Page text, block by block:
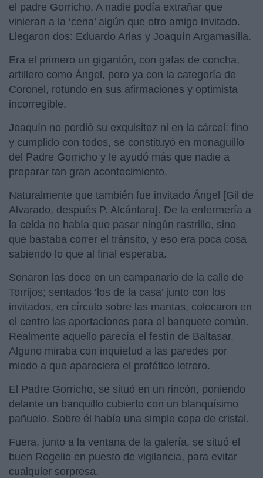
el padre Gorricho. A nadie podía extrañar que
vinieran a la ‘cena’ algún que otro amigo invitado.
Llegaron dos: Eduardo Arias y Joaquín Argamasilla.
Era el primero un gigantón, con gafas de concha,
artillero como Ángel, pero ya con la categoría de
Coronel, rotundo en sus afirmaciones y optimista
incorregible.
Joaquín no perdió su exquisitez ni en la cárcel: fino
y cumplido con todos, se constituyó en monaguillo
del Padre Gorricho y le ayudó más que nadie a
preparar tan gran acontecimiento.
Naturalmente que también fue invitado Ángel [Gil de
Alvarado, después P. Alcántara]. De la enfermería a
la celda no había que pasar ningún rastrillo, sino
que bastaba correr el tránsito, y eso era poca cosa
sabiendo lo que al final esperaba.
Sonaron las doce en un campanario de la calle de
Torrijos; sentados ‘los de la casa’ junto con los
invitados, en círculo sobre las mantas, colocaron en
el centro las aportaciones para el banquete común.
Realmente aquello parecía el festín de Baltasar.
Alguno miraba con inquietud a las paredes por
miedo a que apareciera el profético letrero.
El Padre Gorricho, se situó en un rincón, poniendo
delante un banquillo cubierto con un blanquísimo
pañuelo. Sobre él había una simple copa de cristal.
Fuera, junto a la ventana de la galería, se situó el
buen Rogelio en puesto de vigilancia, para evitar
cualquier sorpresa.